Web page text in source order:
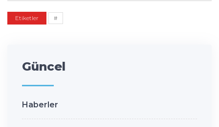
Etiketler #
Güncel
Haberler